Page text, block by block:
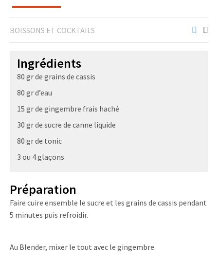
BOISSONS ET COCKTAILS
Ingrédients
80 gr de grains de cassis
80 gr d’eau
15 gr de gingembre frais haché
30 gr de sucre de canne liquide
80 gr de tonic
3 ou 4 glaçons
Préparation
Faire cuire ensemble le sucre et les grains de cassis pendant
5 minutes puis refroidir.
Au Blender, mixer le tout avec le gingembre.